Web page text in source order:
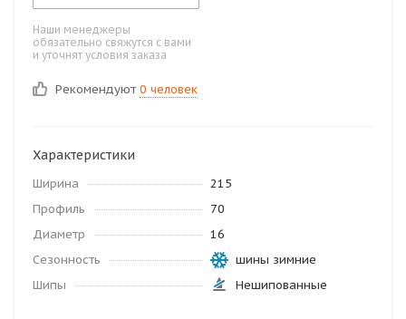
Наши менеджеры
обязательно свяжутся с вами
и уточнят условия заказа
Рекомендуют 0 человек
Характеристики
Ширина
215
Профиль
70
Диаметр
16
Сезонность
шины зимние
Шипы
Нешипованные